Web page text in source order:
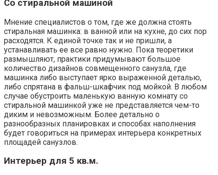
Со стиральной машиной
Мнение специалистов о том, где же должна стоять
стиральная машинка: в ванной или на кухне, до сих пор
расходятся. К единой точке так и не пришли, а
устанавливать ее все равно нужно. Пока теоретики
размышляют, практики придумывают большое
количество дизайнов совмещенного санузла, где
машинка либо выступает ярко выраженной деталью,
либо спрятана в фальш-шкафчик под мойкой. В любом
случае обустроить маленькую ванную комнату со
стиральной машинкой уже не представляется чем-то
диким и невозможным. Более детально о
разнообразных планировках и способах наполнения
будет говориться на примерах интерьера конкретных
площадей санузлов.
Интерьер для 5 кв.м.